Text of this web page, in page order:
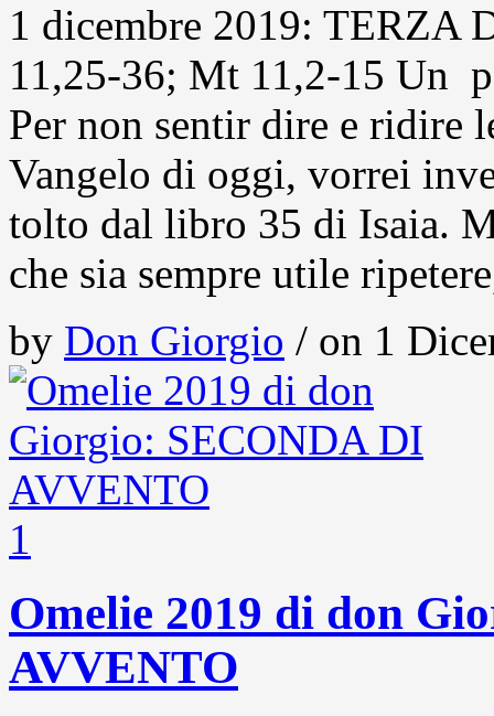
1 dicembre 2019: TERZA
11,25-36; Mt 11,2-15 Un
Per non sentir dire e ridire
Vangelo di oggi, vorrei
tolto dal libro 35 di Isaia.
che sia sempre utile
by Don Giorgio / on 1
1
Omelie 2019 di don
AVVENTO